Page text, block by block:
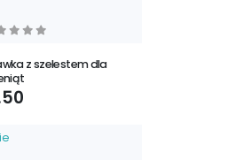
z szelestem dla